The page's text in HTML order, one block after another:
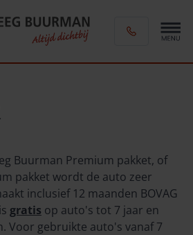
Buurman Premium pakket, of
pakket wordt de auto zeer
inclusief 12 maanden BOVAG
gratis op auto's tot 7 jaar en
Voor gebruikte auto's vanaf 7